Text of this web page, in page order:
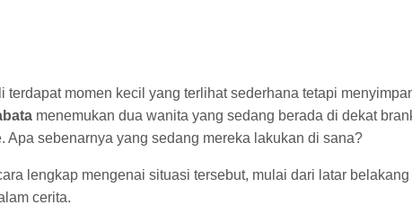
terdapat momen kecil yang terlihat sederhana tetapi
menemukan dua wanita yang sedang berada di dekat
Apa sebenarnya yang sedang mereka lakukan di sana?
lengkap mengenai situasi tersebut, mulai dari latar
cerita.